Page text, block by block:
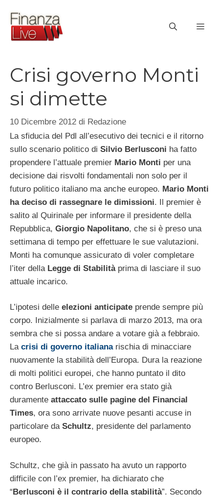
contenuto
Crisi governo Monti
si dimette
10 Dicembre 2012 di Redazione
La sfiducia del Pdl all’esecutivo dei tecnici e il ritorno
sullo scenario politico di Silvio Berlusconi ha fatto
propendere l’attuale premier Mario Monti per una
decisione dai risvolti fondamentali non solo per il
futuro politico italiano ma anche europeo. Mario Monti
ha deciso di rassegnare le dimissioni. Il premier è
salito al Quirinale per informare il presidente della
Repubblica, Giorgio Napolitano, che si è preso una
settimana di tempo per effettuare le sue valutazioni.
Monti ha comunque assicurato di voler completare
l’iter della Legge di Stabilitàprima di lasciare il suo
attuale incarico.
L’ipotesi delle elezioni anticipate prende sempre più
corpo. Inizialmente si parlava di marzo 2013, ma ora
sembra che si possa andare a votare già a febbraio.
La crisi di governo italiana rischia di minacciare
nuovamente la stabilità dell’Europa. Dura la reazione
di molti politici europei, che hanno puntato il dito
contro Berlusconi. L’ex premier era stato già
duramente attaccato sulle pagine del Financial
Times, ora sono arrivate nuove pesanti accuse in
particolare da Schultz, presidente del parlamento
europeo.
Schultz, che già in passato ha avuto un rapporto
difficile con l’ex premier, ha dichiarato che
“Berlusconi è il contrario della stabilità”. Secondo